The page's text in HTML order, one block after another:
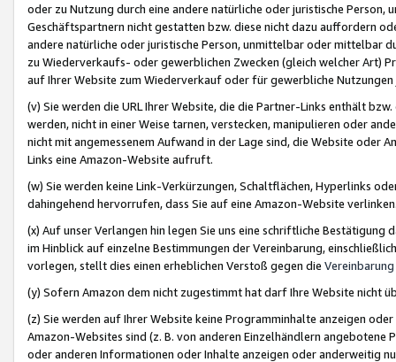
oder zu Nutzung durch eine andere natürliche oder juristische
Geschäftspartnern nicht gestatten bzw. diese nicht dazu auffordern
andere natürliche oder juristische Person, unmittelbar oder mittelbar
zu Wiederverkaufs- oder gewerblichen Zwecken (gleich welcher Art)
auf Ihrer Website zum Wiederverkauf oder für gewerbliche
(v) Sie werden die URL Ihrer Website, die die Partner-Links enthält
werden, nicht in einer Weise tarnen, verstecken, manipulieren oder
nicht mit angemessenem Aufwand in der Lage sind, die Website oder
Links eine Amazon-Website aufruft.
(w) Sie werden keine Link-Verkürzungen, Schaltflächen, Hyperlinks
dahingehend hervorrufen, dass Sie auf eine Amazon-Website
(x) Auf unser Verlangen hin legen Sie uns eine schriftliche
im Hinblick auf einzelne Bestimmungen der Vereinbarung,
vorlegen, stellt dies einen erheblichen Verstoß gegen die Vereinbarung
(y) Sofern Amazon dem nicht zugestimmt hat darf Ihre Website nicht
(z) Sie werden auf Ihrer Website keine Programminhalte anzeigen
Amazon-Websites sind (z. B. von anderen Einzelhändlern
oder anderen Informationen oder Inhalte anzeigen oder anderweitig